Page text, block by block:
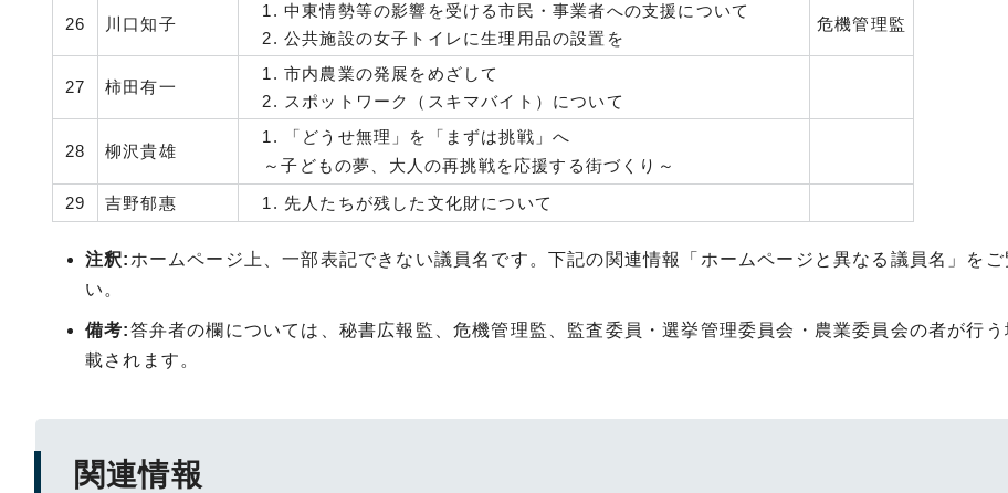
26 川口知子
中東情勢等の影響を受ける市民・事業者への支援について
公共施設の女子トイレに生理用品の設置を
危機管理監
27 柿田有一
市内農業の発展をめざして
スポットワーク（スキマバイト）について
28 柳沢貴雄
「どうせ無理」を「まずは挑戦」へ
～子どもの夢、大人の再挑戦を応援する街づくり～
29
吉野郁惠 先人たちが残した文化財について
注釈: ホームページ上、一部表記できない議員名です。下記の関連情報「ホームページと異なる議員名」をご
い。
備考:答弁者の欄については、秘書広報監、危機管理監、監査委員・選挙管理委員会・農業委員会の者が行
載されます。
関連情報